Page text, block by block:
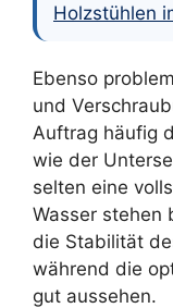
Holzstühlen
Ebenso
und
Auftrag häufig
wie der
selten eine
Wasser stehen
die Stabilität
während die
gut aussehen.